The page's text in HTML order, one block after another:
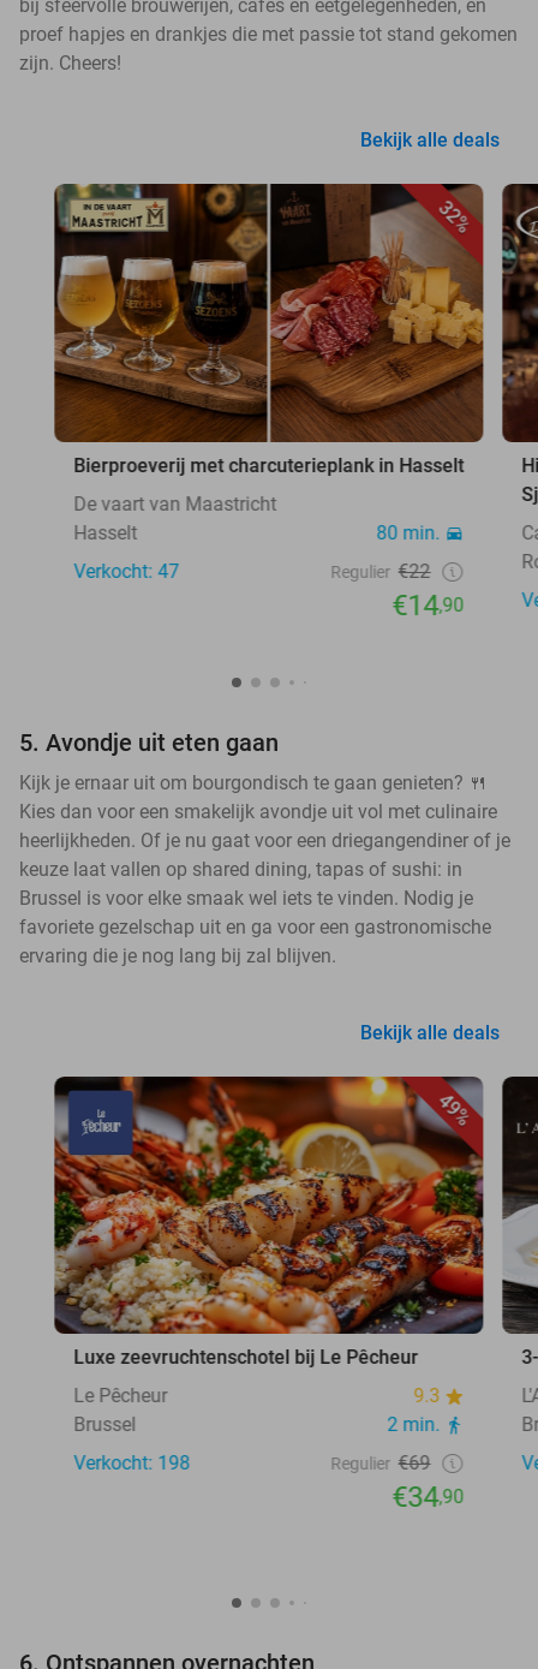
bij sfeervolle brouwerijen, cafés en eetgelegenheden, en
proef hapjes en drankjes die met passie tot stand gekomen
zijn. Cheers!
Bekijk alle deals
32%
Bierproeverij met charcuterieplank in Hasselt
De vaart van Maastricht
Hasselt
80 min.
Verkocht: 47
Regulier €22
€14,90
5. Avondje uit eten gaan
Kijk je ernaar uit om bourgondisch te gaan genieten? 🍴
Kies dan voor een smakelijk avondje uit vol met culinaire
heerlijkheden. Of je nu gaat voor een driegangendiner of je
keuze laat vallen op shared dining, tapas of sushi: in
Brussel is voor elke smaak wel iets te vinden. Nodig je
favoriete gezelschap uit en ga voor een gastronomische
ervaring die je nog lang bij zal blijven.
Bekijk alle deals
49%
Luxe zeevruchtenschotel bij Le Pêcheur
Le Pêcheur
9.3
Brussel
2 min.
Verkocht: 198
Regulier €69
€34,90
6. Ontspannen overnachten